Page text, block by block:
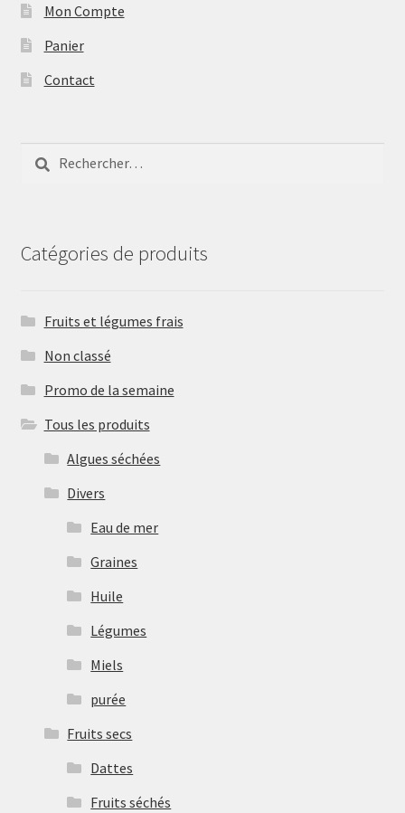
Mon Compte
Panier
Contact
Catégories de produits
Fruits et légumes frais
Non classé
Promo de la semaine
Tous les produits
Algues séchées
Divers
Eau de mer
Graines
Huile
Légumes
Miels
purée
Fruits secs
Dattes
Fruits séchés